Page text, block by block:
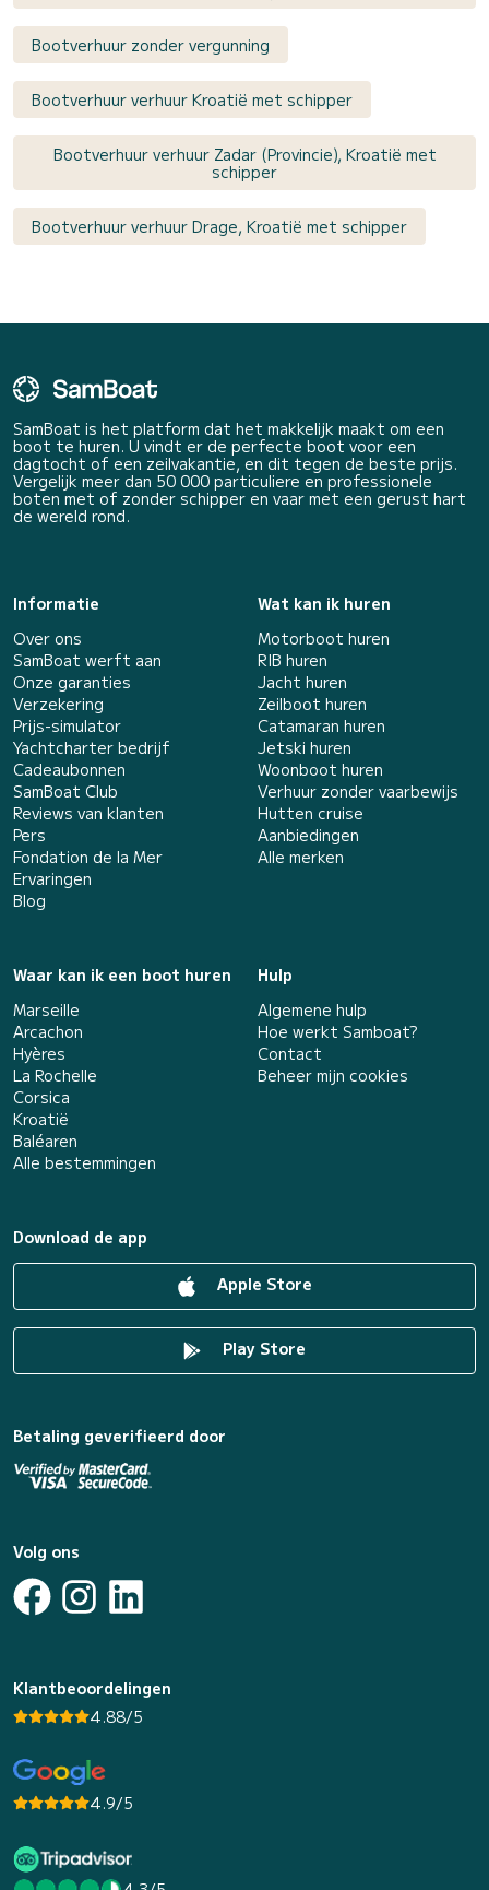
Bootverhuur zonder vergunning
Bootverhuur verhuur Kroatië met schipper
Bootverhuur verhuur Zadar (Provincie), Kroatië met
schipper
Bootverhuur verhuur Drage, Kroatië met schipper
SamBoat is het platform dat het makkelijk maakt om een
boot te huren. U vindt er de perfecte boot voor een
dagtocht of een zeilvakantie, en dit tegen de beste prijs.
Vergelijk meer dan 50 000 particuliere en professionele
boten met of zonder schipper en vaar met een gerust hart
de wereld rond.
Informatie
Over ons
SamBoat werft aan
Onze garanties
Verzekering
Prijs-simulator
Yachtcharter bedrijf
Cadeaubonnen
SamBoat Club
Reviews van klanten
Pers
Fondation de la Mer
Ervaringen
Blog
Wat kan ik huren
Motorboot huren
RIB huren
Jacht huren
Zeilboot huren
Catamaran huren
Jetski huren
Woonboot huren
Verhuur zonder vaarbewijs
Hutten cruise
Aanbiedingen
Alle merken
Waar kan ik een boot huren
Marseille
Arcachon
Hyères
La Rochelle
Corsica
Kroatië
Baléaren
Alle bestemmingen
Hulp
Algemene hulp
Hoe werkt Samboat?
Contact
Beheer mijn cookies
Download de app
Apple Store
Play Store
Betaling geverifieerd door
Volg ons
Klantbeoordelingen
4.88/5
4.9/5